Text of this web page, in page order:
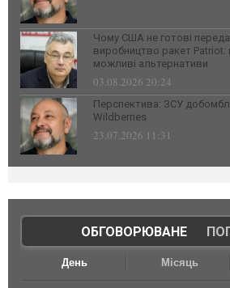
Чому США не готові
виробництво ракет Patriot:
можливі альтернативи
03.08.2026 20:24
Перспектива: ЗСУ
Wildberries
23.07.2026 11:31
ОБГОВОРЮВАНЕ|
День Місяць